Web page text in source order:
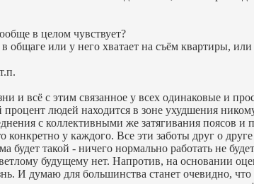
в целом чувствует?
или у него хватает на съём квартиры,
и всё с этим связанное у всех одинаковые и
людей находится в зоне ухудшения
с коллективными же затягивания поясов
конкретно у каждого. Все эти заботы друг о
будет такой - ничего нормально работать не
будущему нет. Напротив, на основании
И думаю для большинства станет очевидно,